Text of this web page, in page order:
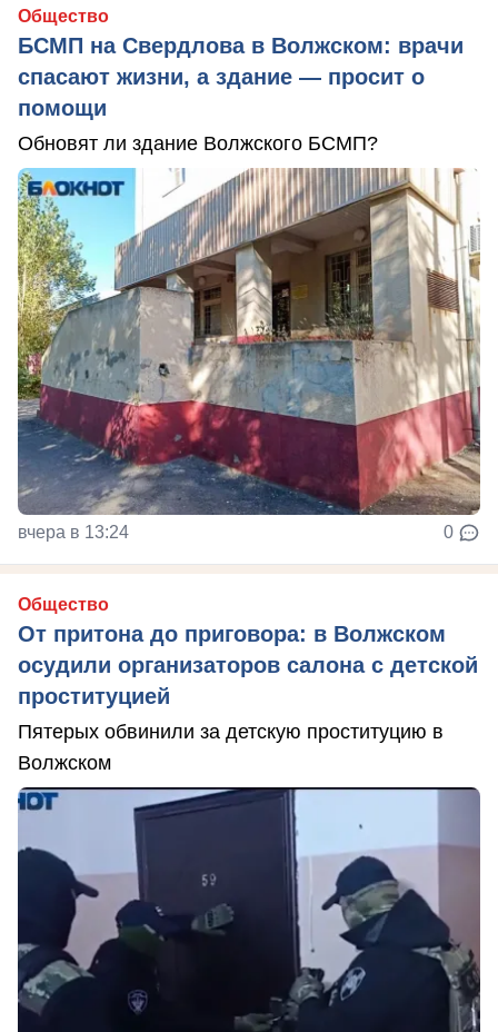
Общество
БСМП на Свердлова в Волжском: врачи
спасают жизни, а здание — просит о
помощи
Обновят ли здание Волжского БСМП?
вчера в 13:24 0
Общество
От притона до приговора: в Волжском
осудили организаторов салона с детской
проституцией
Пятерых обвинили за детскую проституцию в
Волжском